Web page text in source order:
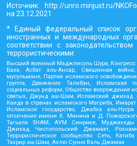
Источник: http://unro.minjust.ru/
на 23.12.2021
* Единый федеральный список
иностранных и международных
соответствии с
террористическими:
Высший военный Маджлисуль Шура, Конгресс
База, Асбат аль-Ансар, Священная
мусульмане, Партия исламского
группа, Движение Талибан, Исламская
социальных реформ, Общество возрождения
святых, Джунд аш-Шам, Исламский джихад
Каида в странах исламского Магриба,
Исламское государство, Джабха аль-
ополчение имени К. Минина и Д.
Тагьаля SHAM, АУМ Синрике, Муджахеды
Джихад, Чистопольский Джамаат,
Террористическое сообщество Сеть,
Тахрир аш-Шам, Ахлю Сунна Валь Джамаа